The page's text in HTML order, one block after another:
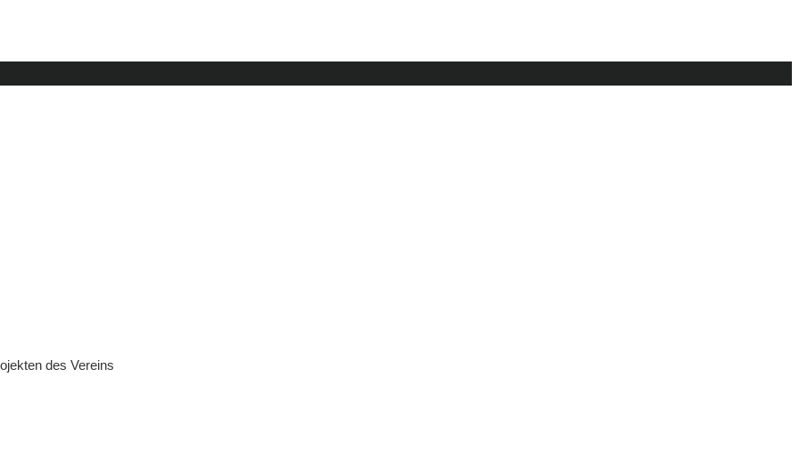
des Vereins